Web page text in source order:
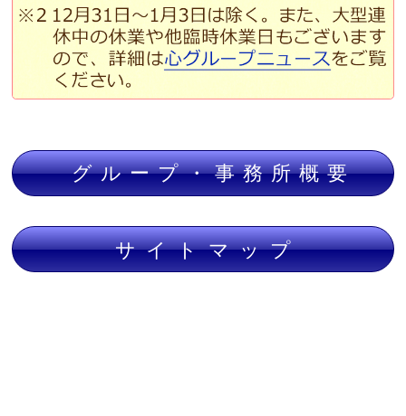
グループ・事務所概要
サイトマップ